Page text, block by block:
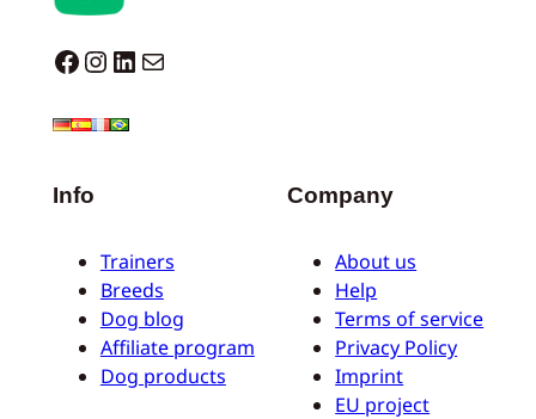
Dogo facebook InstagramLinkedIn Mail
Info
Trainers
Breeds
Dog blog
Affiliate program
Dog products
Company
About us
Help
Terms of service
Privacy Policy
Imprint
EU project